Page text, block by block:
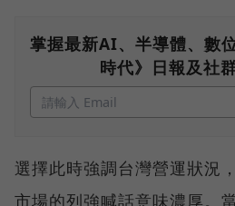
掌握最新AI、半導體、數
時代》日報及社
選擇此時強調台灣營運狀況
市場的列強喊話意味濃厚。